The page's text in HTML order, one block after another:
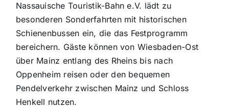
Kultur
Panorama
Mein Stadtteil
Nassauische Touristik-Bahn e.V. lädt zu
besonderen Sonderfahrten mit historischen
Schienenbussen ein, die das Festprogramm
bereichern. Gäste können von Wiesbaden-Ost
über Mainz entlang des Rheins bis nach
Oppenheim reisen oder den bequemen
Pendelverkehr zwischen Mainz und Schloss
Henkell nutzen.